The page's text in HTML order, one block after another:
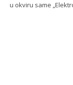
u okviru same